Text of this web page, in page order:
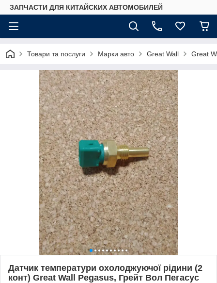
ЗАПЧАСТИ ДЛЯ КИТАЙСКИХ АВТОМОБИЛЕЙ
Товари та послуги Марки авто Great Wall Great
Датчик температури охолоджуючої рідини (2
конт) Great Wall Pegasus, Грейт Вол Пегасус